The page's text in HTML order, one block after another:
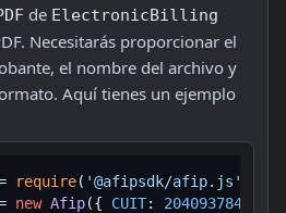
de ElectronicBilling
Necesitarás proporcionar el
el nombre del archivo y
Aquí tienes un ejemplo
require( '@afipsdk/afip.js'
new Afip({ CUIT: 20409378472